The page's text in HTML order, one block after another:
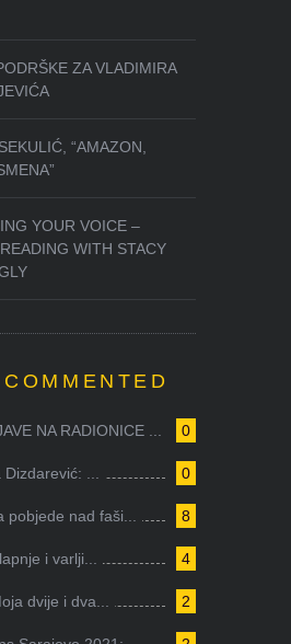
ZA VLADIMIRA
“AMAZON,
YOUR VOICE –
WITH STACY
0
NA RADIONICE ...
0
...
8
pobjede nad faši...
4
i varlji...
2
dvije i dva...